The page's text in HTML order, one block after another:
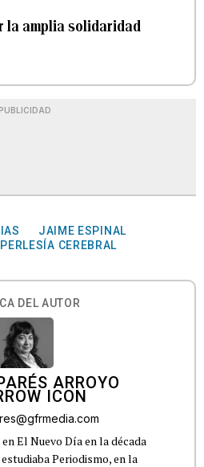
la amplia solidaridad
PUBLICIDAD
JAIME ESPINAL
PERLESÍA CEREBRAL
DEL AUTOR
ARROYO
El Nuevo Día en la década
estudiaba Periodismo, en la